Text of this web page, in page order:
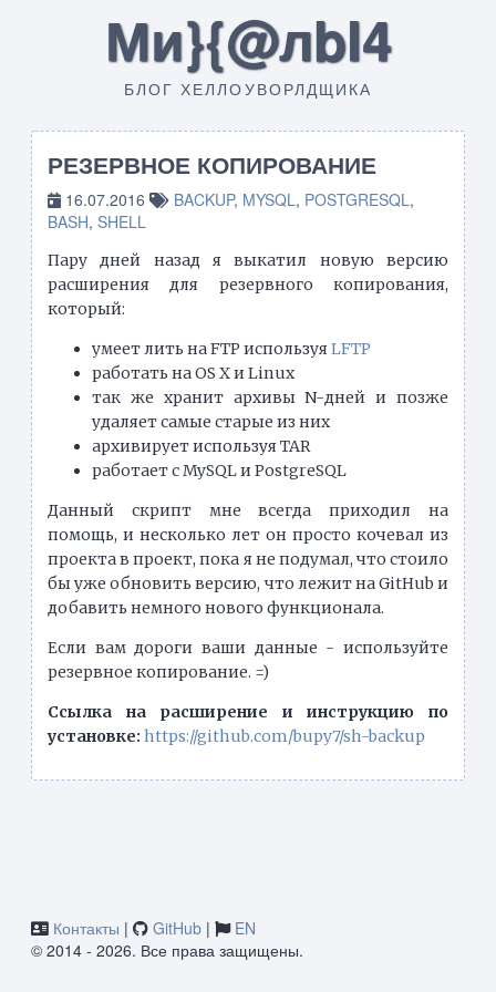
Ми}{@лbI4
БЛОГ ХЕЛЛОУВОРЛДЩИКА
РЕЗЕРВНОЕ КОПИРОВАНИЕ
16.07.2016 BACKUP, MYSQL, POSTGRESQL,
BASH, SHELL
Пару дней назад я выкатил новую версию
расширения для резервного копирования,
который:
умеет лить на FTP используяLFTP
работать на OS X и Linux
так же хранит архивы N-дней и позже
удаляет самые старые из них
архивирует используя TAR
работает с MySQL и PostgreSQL
Данный скрипт мне всегда приходил на
помощь, и несколько лет он просто кочевал из
проекта в проект, пока я не подумал, что стоило
бы уже обновить версию, что лежит на GitHub и
добавить немного нового функционала.
Если вам дороги ваши данные - используйте
резервное копирование. =)
Ссылка на расширение и инструкцию по
установке: https://github.com/bupy7/sh-backup
Контакты | GitHub |
EN
© 2014 - 2026. Все права защищены.